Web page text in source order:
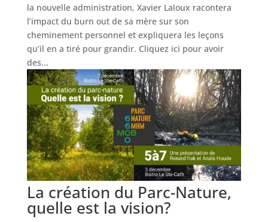
la nouvelle administration, Xavier Laloux racontera
l’impact du burn out de sa mère sur son
cheminement personnel et expliquera les leçons
qu’il en a tiré pour grandir. Cliquez ici pour avoir
des...
La création du Parc-Nature,
quelle est la vision?